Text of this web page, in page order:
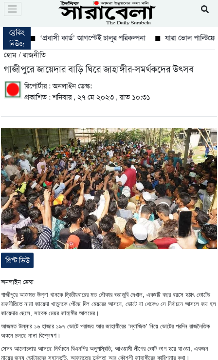
ব্রেকিং
নিউজ
‘প্রবাসী কার্ড’ আগস্টেই চালুর পরিকল্পনা
যারা ভোল পাল্টিয়েছে
হোম / রাজনীতি
গাজীপুরে জায়েদার বাড়ি ঘিরে জাহাঙ্গীর-সমর্থকদের উৎসব
রিপোর্টার : অনলাইন ডেস্ক:
প্রকাশিত : শনিবার , ২৭ মে ২০২৩ , রাত ১০:৩১
প্রিন্ট ভিউ
অনলাইন ডেস্ক:
গাজীপুরে আজমত উল্লা খানকে দ্বিতীয়বারের মত নৌকার ভরাডুবি দেখাল, একষট্টি বছর বয়সে হঠাৎ ভোটের
রাজনীতিতে নামা জায়েদা খাতুনকে পৌঁছে দিল মেয়রের আসনে, ভোটে না থেকেও সে নির্বাচনে আসলে জয় হল
জায়েদার ছেলে, সাবেক মেয়র জাহাঙ্গীর আলমের।
আজমত উল্লার ১৬ হাজার ১৯৭ ভোটে পরাজয় আর জাহাঙ্গীরের‘ম্যাজিক’ নিয়ে ভোটের পরদিন রাজনৈতিক
অঙ্গনে চলছে নানা বিশ্লেষণ।
সেসব আলোচনায় আসছে নির্বাচনে বিএনপির অনুপস্থিতি, আওয়ামী লীগের ভোট ভাগ হয়ে যাওয়া, একজন
মায়ের জন্য ভোটারদের সহানুভূতি, আজমতের দুর্বলতা আর কৌশলী জাহাঙ্গীরের কারিশমার কথা।